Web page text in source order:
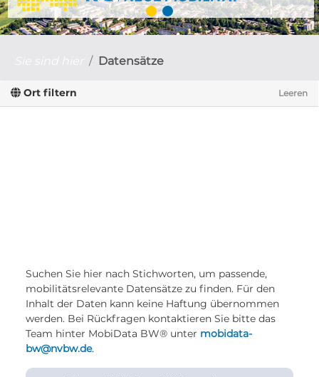
Datensätze
Ort filtern Leeren
Suchen Sie hier nach Stichworten, um passende,
mobilitätsrelevante Datensätze zu finden. Für den
Inhalt der Daten kann keine Haftung übernommen
werden. Bei Rückfragen kontaktieren Sie bitte das
Team hinter MobiData BW® unter mobidata-
bw@nvbw.de.